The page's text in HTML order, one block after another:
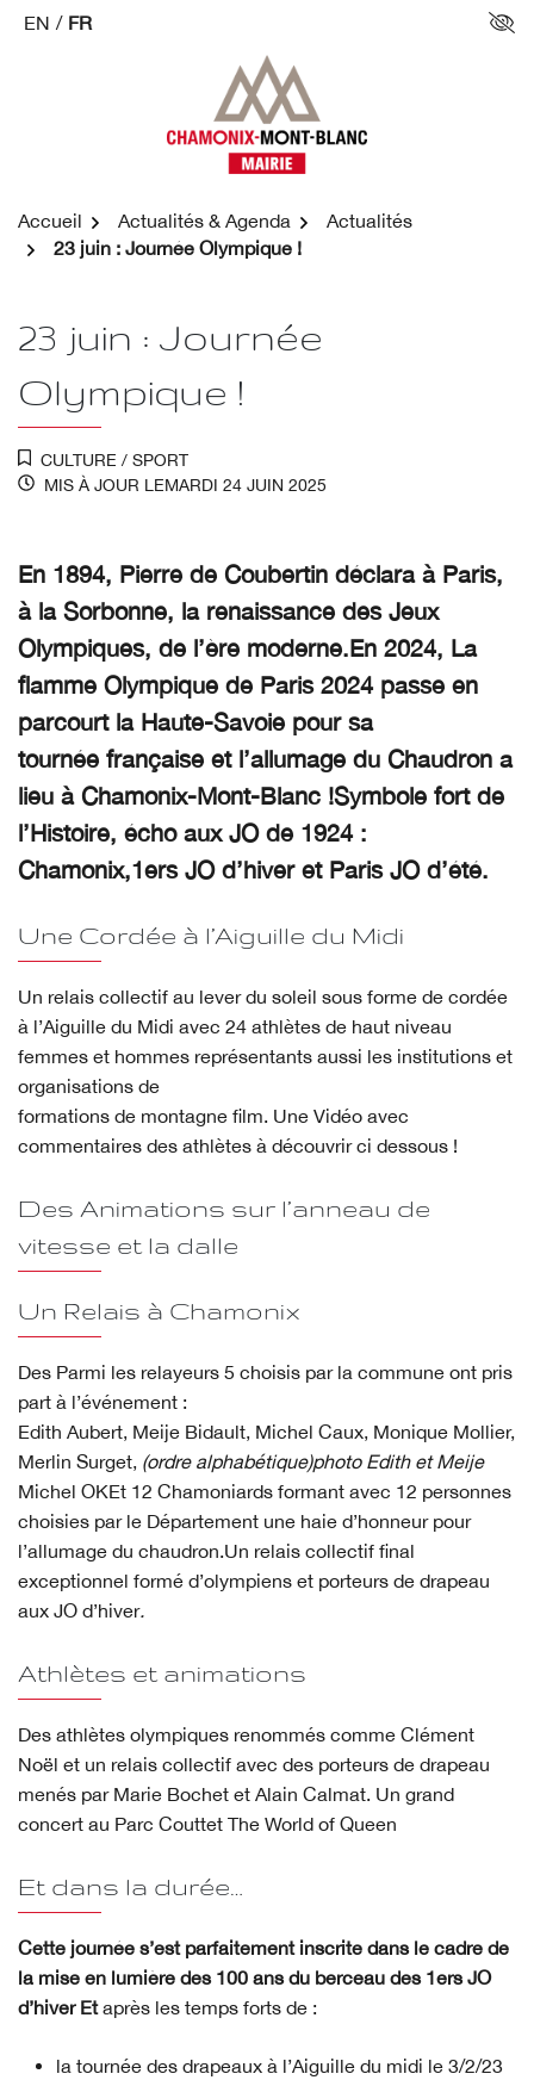
AllerEN / FR
Accueil Actualités & Agenda
Actualités
23 juin : Journée Olympique !
23 juin : Journée
Olympique !
CULTURE / SPORT
MIS À JOUR LEMARDI 24 JUIN 2025
En 1894, Pierre de Coubertin déclara à Paris,
à la Sorbonne, la renaissance des Jeux
Olympiques, de l’ère moderne.En 2024, La
flamme Olympique de Paris 2024 passe en
parcourt la Haute-Savoie pour sa
tournée française et l’allumage du Chaudron a
lieu à Chamonix-Mont-Blanc !Symbole fort de
l’Histoire, écho aux JO de 1924 :
Chamonix,1ers JO d’hiver et Paris JO d’été.
Une Cordée à l’Aiguille du Midi
Un relais collectif au lever du soleil sous forme de cordée
à l’Aiguille du Midi avec 24 athlètes de haut niveau
femmes et hommes représentants aussi les institutions et
organisations de
formations de montagne film. Une Vidéo avec
commentaires des athlètes à découvrir ci dessous !
Des Animations sur l’anneau de
vitesse et la dalle
Un Relais à Chamonix
Des Parmi les relayeurs 5 choisis par la commune ont pris
part à l’événement :
Edith Aubert, Meije Bidault, Michel Caux, Monique Mollier,
Merlin Surget, (ordre alphabétique)photo Edith et Meije
Michel OKEt 12 Chamoniards formant avec 12 personnes
choisies par le Département une haie d’honneur pour
l’allumage du chaudron.Un relais collectif final
exceptionnel formé d’olympiens et porteurs de drapeau
aux JO d’hiver.
Athlètes et animations
Des athlètes olympiques renommés comme Clément
Noël et un relais collectif avec des porteurs de drapeau
menés par Marie Bochet et Alain Calmat. Un grand
concert au Parc Couttet The World of Queen
Et dans la durée…
Cette journée s’est parfaitement inscrite dans le cadre de
la mise en lumière des 100 ans du berceau des 1ers JO
d’hiver Etaprès les temps forts de :
la tournée des drapeaux à l’Aiguille du midi le 3/2/23